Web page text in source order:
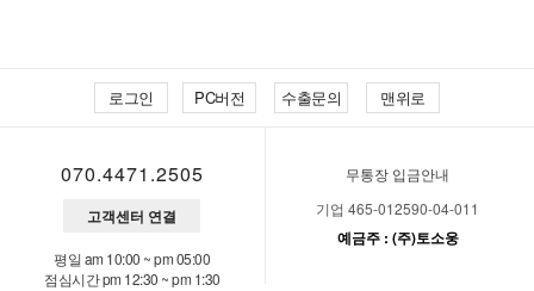
로그인 PC버전 수출문의 맨위로
070.4471.2505
고객센터 연결
평일 am 10:00 ~ pm 05:00
점심시간 pm 12:30 ~ pm 1:30
무통장 입금안내
기업 465-012590-04-011
예금주 : (주)토소웅